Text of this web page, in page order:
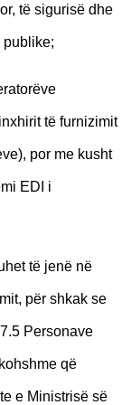
të sigurisë dhe
të furnizimit
por me kusht
EDI i
të jenë në
për shkak se
Personave
që
e Ministrisë së